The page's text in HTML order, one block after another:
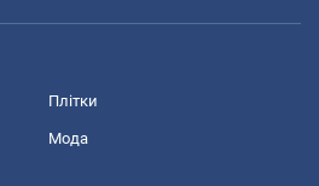
Плітки
Мода